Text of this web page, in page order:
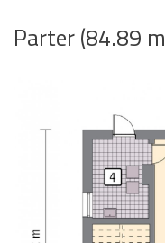
Parter (84.89 m